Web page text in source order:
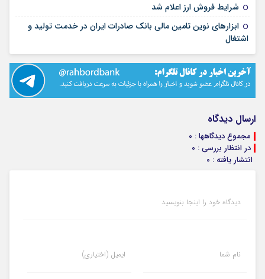
شرایط فروش ارز اعلام شد
ابزارهای نوین تامین مالی بانک صادرات ایران در خدمت تولید و
اشتغال
ارسال دیدگاه
مجموع دیدگاهها : 0
در انتظار بررسی : 0
انتشار یافته : 0
دیدگاه خود را اینجا بنویسید
نام شما ایمیل (اختیاری)